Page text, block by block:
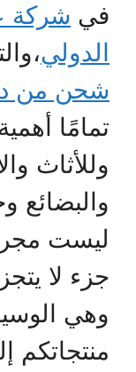
في شركة
الدولي
شحن من
تمامًا
وللأثاث
والبضائع
ليست
جزء لا
وهي
منتجاتكم